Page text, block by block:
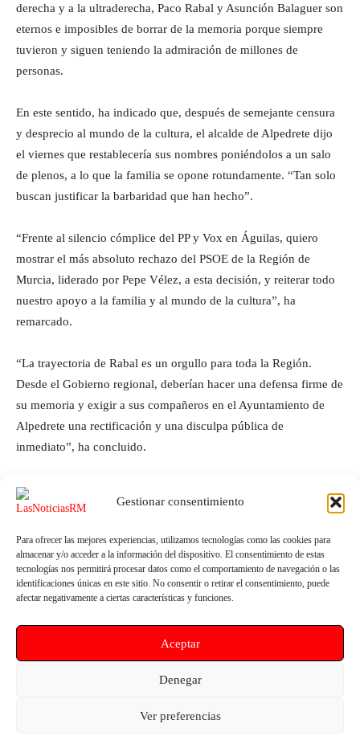
Gestionar consentimiento
Para ofrecer las mejores experiencias, utilizamos tecnologías como las cookies para
almacenar y/o acceder a la información del dispositivo. El consentimiento de estas
tecnologías nos permitirá procesar datos como el comportamiento de navegación o las
identificaciones únicas en este sitio. No consentir o retirar el consentimiento, puede
afectar negativamente a ciertas características y funciones.
Aceptar
Denegar
Ver preferencias
derecha y a la ultraderecha, Paco Rabal y Asunción Balaguer son
eternos e imposibles de borrar de la memoria porque siempre
tuvieron y siguen teniendo la admiración de millones de
personas.
En este sentido, ha indicado que, después de semejante censura
y desprecio al mundo de la cultura, el alcalde de Alpedrete dijo
el viernes que restablecería sus nombres poniéndolos a un salo
de plenos, a lo que la familia se opone rotundamente. “Tan solo
buscan justificar la barbaridad que han hecho”.
“Frente al silencio cómplice del PP y Vox en Águilas, quiero
mostrar el más absoluto rechazo del PSOE de la Región de
Murcia, liderado por Pepe Vélez, a esta decisión, y reiterar todo
nuestro apoyo a la familia y al mundo de la cultura”, ha
remarcado.
“La trayectoria de Rabal es un orgullo para toda la Región.
Desde el Gobierno regional, deberían hacer una defensa firme de
su memoria y exigir a sus compañeros en el Ayuntamiento de
Alpedrete una rectificación y una disculpa pública de
inmediato”, ha concluido.
Artículo anterior
El Mercadillo de Artesanía de
Mula invita a disfrutar de una
Artículo siguiente
partida destinada a la formación
podrán prestar los servicios